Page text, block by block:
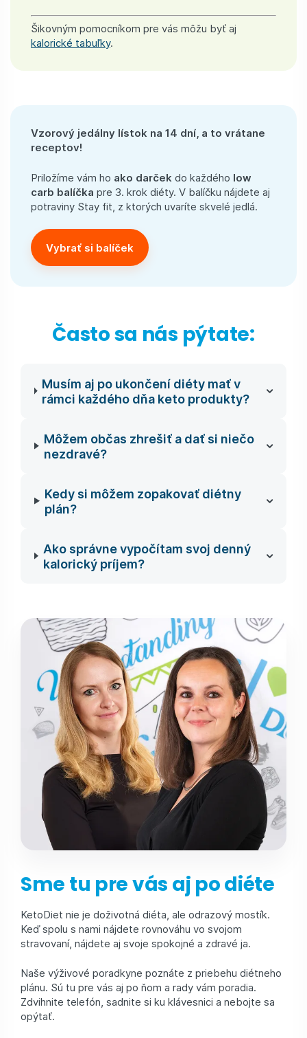
Šikovným pomocníkom pre vás môžu byť aj
kalorické tabuľky.
Vzorový jedálny lístok na 14 dní, a to vrátane
receptov!
Priložíme vám ho ako darček do každého low
carb balíčka pre 3. krok diéty. V balíčku nájdete aj
potraviny Stay fit, z ktorých uvaríte skvelé jedlá.
Vybrať si balíček
Často sa nás pýtate:
Musím aj po ukončení diéty mať v
rámci každého dňa keto produkty?
Môžem občas zhrešiť a dať si niečo
nezdravé?
Kedy si môžem zopakovať diétny
plán?
Ako správne vypočítam svoj denný
kalorický príjem?
Sme tu pre vás aj po diéte
KetoDiet nie je doživotná diéta, ale odrazový mostík.
Keď spolu s nami nájdete rovnováhu vo svojom
stravovaní, nájdete aj svoje spokojné a zdravé ja.
Naše výživové poradkyne poznáte z priebehu diétneho
plánu. Sú tu pre vás aj po ňom a rady vám poradia.
Zdvihnite telefón, sadnite si ku klávesnici a nebojte sa
opýtať.